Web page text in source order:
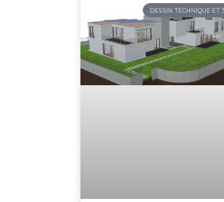
DESSIN TECHNIQUE ET